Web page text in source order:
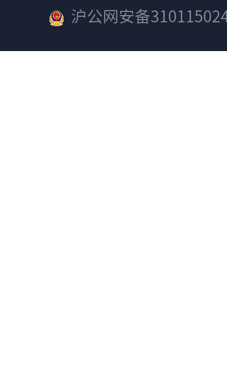
沪公网安备